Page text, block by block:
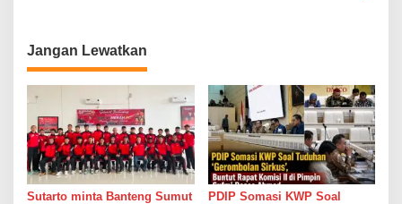
a
s
i
p
o
s
Jangan Lewatkan
Sutarto minta Banteng Sumut
PDIP Somasi KWP Soal